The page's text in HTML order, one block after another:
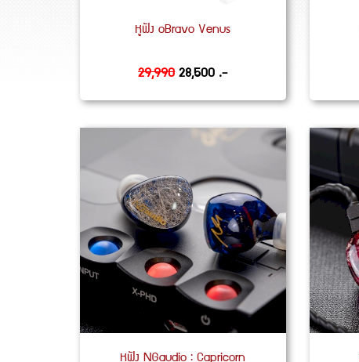
หูฟัง oBravo Venus
29,99028,500 .-
หูฟัง NGaudio : Capricorn